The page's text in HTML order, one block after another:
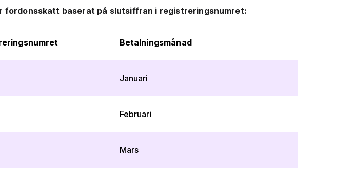
fordonsskatt baserat på slutsiffran i registreringsnumret:
Betalningsmånad
Januari
Februari
Mars